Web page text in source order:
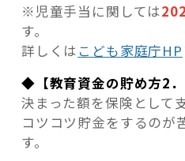
※児童手当に関しては
す。
詳しくは こども家庭庁HP
◆【教育資金の貯め方2．
決まった額を保険として
コツコツ貯金をするのが
す。